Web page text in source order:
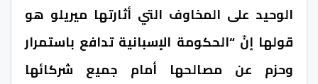
الوحيد على المخاوف التي أثارتها ميريلو هو
قولها إنّ “الحكومة الإسبانية تدافع باستمرار
وحزم عن مصالحها أمام جميع شركائها